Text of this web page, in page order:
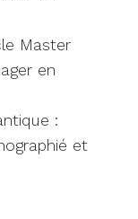
Master
en
:
et